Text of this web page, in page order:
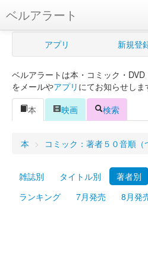
ベルアラート
ベルアラートとは
新規登録
ログイン
Myシェルフ
プレミアム
アプリ 新規登
ベルアラートは本・コミック・
をメールやアプリ にてお知らせしま
本
映画 検索
本 > コミック：著者５０音順（
雑誌別 タイトル別 著者別
ランキング
7月発売 8月発